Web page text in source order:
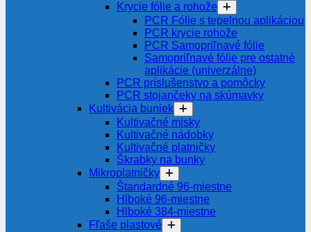
Krycie fólie a rohože
PCR Fólie s tepelnou aplikáciou
PCR krycie rohože
PCR Samopriľnavé fólie
Samopriľnavé fólie pre ostatné
aplikácie (univerzálne)
PCR príslušenstvo a pomôcky
PCR stojančeky na skúmavky
Kultivácia buniek
Kultivačné misky
Kultivačné nádobky
Kultivačné platničky
Škrabky na bunky
Mikroplatničky
Štandardné 96-miestne
Hlboké 96-miestne
Hlboké 384-miestne
Fľaše plastové